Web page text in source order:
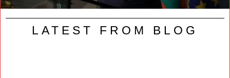
LATEST FROM BLOG